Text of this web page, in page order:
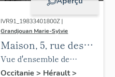
IVR91_19833401800Z |
Grandjouan Marie-Sylvie
Maison, 5, rue des
Jacobins
Vue d'ensemble de
l'élévation.
Occitanie > Hérault>